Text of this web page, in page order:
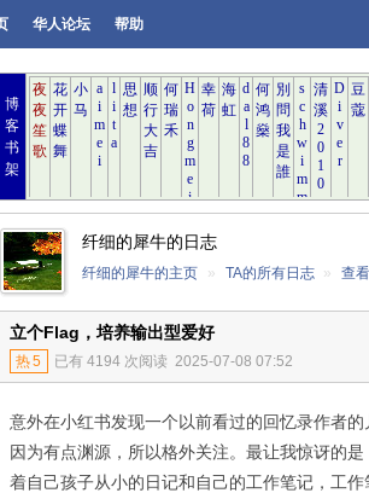
华人论坛 帮助
博
客
书
架
纤细的犀牛的日志
纤细的犀牛的主页 » TA的所有日志 » 查
立个Flag，培养输出型爱好
热5 已有 4194 次阅读 2025-07-08 07:52
意外在小红书发现一个以前看过的回忆录作者的
因为有点渊源，所以格外关注。最让我惊讶的
着自己孩子从小的日记和自己的工作笔记，工